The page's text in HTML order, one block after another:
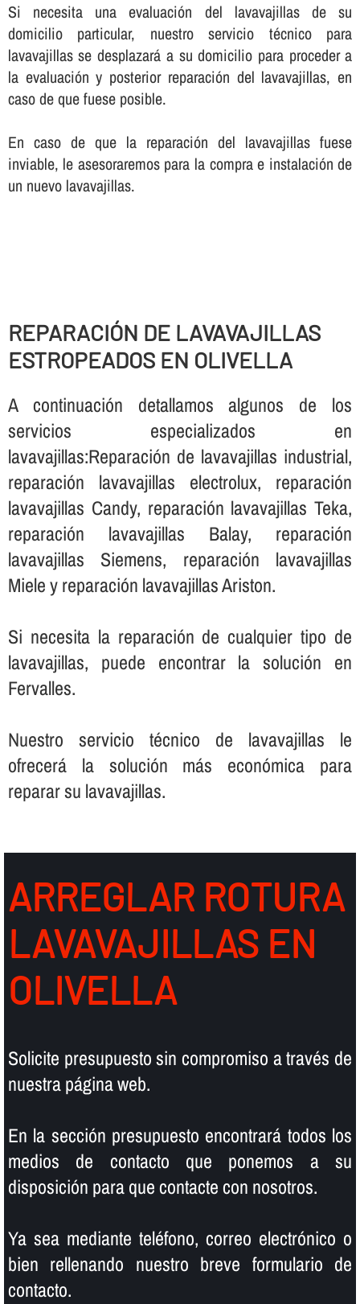
Si necesita una evaluación del lavavajillas de su
domicilio particular, nuestro servicio técnico para
lavavajillas se desplazará a su domicilio para proceder a
la evaluación y posterior reparación del lavavajillas, en
caso de que fuese posible.
En caso de que la reparación del lavavajillas fuese
inviable, le asesoraremos para la compra e instalación de
un nuevo lavavajillas.
REPARACIÓN DE LAVAVAJILLAS
ESTROPEADOS EN OLIVELLA
A continuación detallamos algunos de los
servicios especializados en
lavavajillas:Reparación de lavavajillas industrial,
reparación lavavajillas electrolux, reparación
lavavajillas Candy, reparación lavavajillas Teka,
reparación lavavajillas Balay, reparación
lavavajillas Siemens, reparación lavavajillas
Miele y reparación lavavajillas Ariston.
Si necesita la reparación de cualquier tipo de
lavavajillas, puede encontrar la solución en
Fervalles.
Nuestro servicio técnico de lavavajillas le
ofrecerá la solución más económica para
reparar su lavavajillas.
ARREGLAR ROTURA
LAVAVAJILLAS EN
OLIVELLA
Solicite presupuesto sin compromiso a través de
nuestra página web.
En la sección presupuesto encontrará todos los
medios de contacto que ponemos a su
disposición para que contacte con nosotros.
Ya sea mediante teléfono, correo electrónico o
bien rellenando nuestro breve formulario de
contacto.